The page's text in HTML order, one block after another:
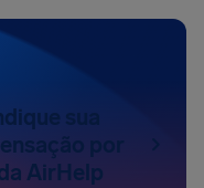
sua
por
AirHelp